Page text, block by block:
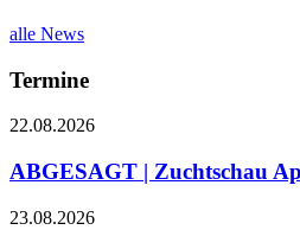
alle News
Termine
22.08.2026
ABGESAGT | Zuchtschau
23.08.2026